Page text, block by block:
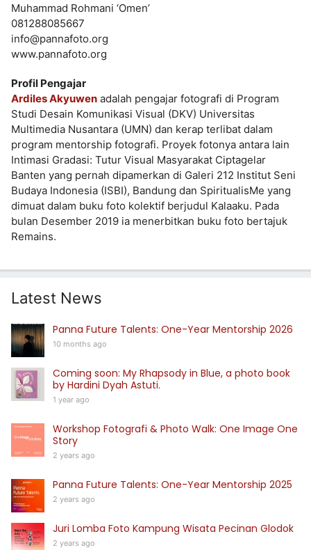
Muhammad Rohmani ‘Omen’
081288085667
info@pannafoto.org
www.pannafoto.org
Profil Pengajar
Ardiles Akyuwen adalah pengajar fotografi di Program
Studi Desain Komunikasi Visual (DKV) Universitas
Multimedia Nusantara (UMN) dan kerap terlibat dalam
program mentorship fotografi. Proyek fotonya antara lain
Intimasi Gradasi: Tutur Visual Masyarakat Ciptagelar
Banten yang pernah dipamerkan di Galeri 212 Institut Seni
Budaya Indonesia (ISBI), Bandung dan SpiritualisMe yang
dimuat dalam buku foto kolektif berjudul Kalaaku. Pada
bulan Desember 2019 ia menerbitkan buku foto bertajuk
Remains.
Latest News
Panna Future Talents: One-Year Mentorship 2026
10 months ago
Coming soon: My Rhapsody in Blue, a photo book
by Hardini Dyah Astuti.
1 year ago
Workshop Fotografi & Photo Walk: One Image One
Story
2 years ago
Panna Future Talents: One-Year Mentorship 2025
2 years ago
Juri Lomba Foto Kampung Wisata Pecinan Glodok
2 years ago